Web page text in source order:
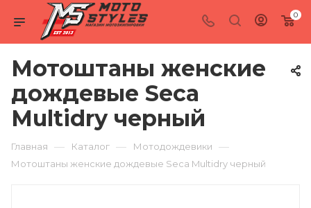
0
Мотоштаны женские
дождевые Seca
Multidry черный
Главная — Каталог — Мотодождевики —
Мотоштаны женские дождевые Seca Multidry черный